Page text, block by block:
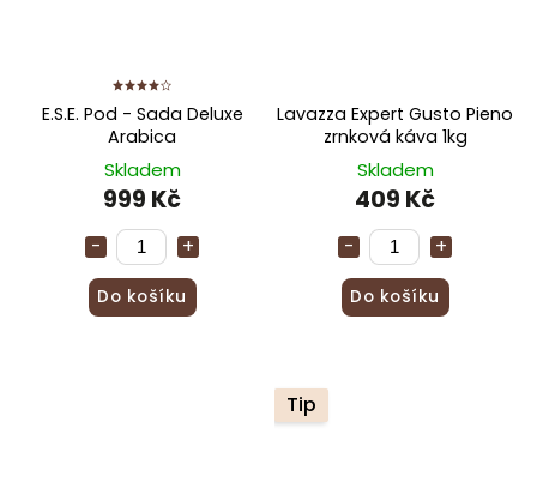
E.S.E. Pod - Sada Deluxe
Arabica
Skladem
999 Kč
Do košíku
Lavazza Expert Gusto Pieno
zrnková káva 1kg
Skladem
409 Kč
Do košíku
Tip